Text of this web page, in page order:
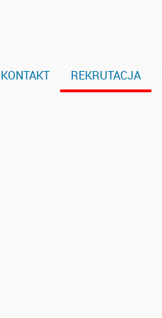
KONTAKT REKRUTACJA